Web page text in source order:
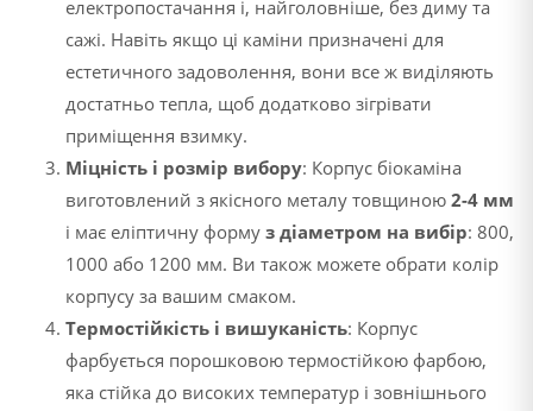
електропостачання і, найголовніше, без диму та
сажі. Навіть якщо ці каміни призначені для
естетичного задоволення, вони все ж виділяють
достатньо тепла, щоб додатково зігрівати
приміщення взимку.
Міцність і розмір вибору: Корпус біокаміна
виготовлений з якісного металу товщиною 2-4 мм
і має еліптичну форму з діаметром на вибір: 800,
1000 або 1200 мм. Ви також можете обрати колір
корпусу за вашим смаком.
Термостійкість і вишуканість: Корпус
фарбується порошковою термостійкою фарбою,
яка стійка до високих температур і зовнішнього